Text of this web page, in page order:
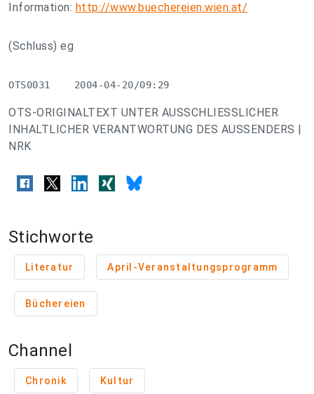
Information: http://www.buechereien.wien.at/
(Schluss) eg
OTS0031    2004-04-20/09:29
OTS-ORIGINALTEXT UNTER AUSSCHLIESSLICHER
INHALTLICHER VERANTWORTUNG DES AUSSENDERS |
NRK
Stichworte
Literatur April-Veranstaltungsprogramm
Büchereien
Channel
Chronik Kultur